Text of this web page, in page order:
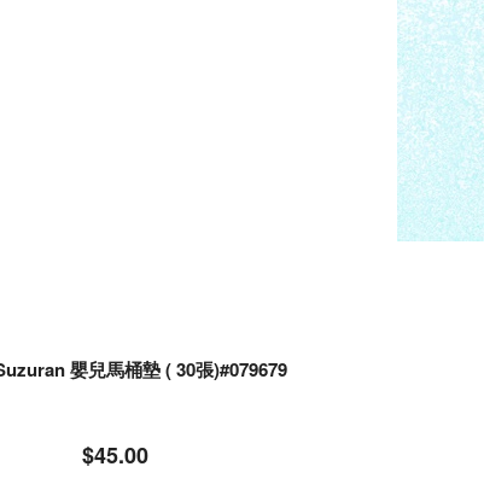
*現貨*Suzuran 嬰兒馬桶墊 ( 30張)#079679
$45.00